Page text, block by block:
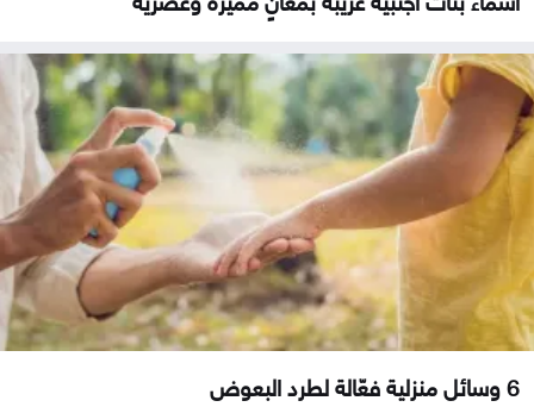
6 وسائل منزلية فعّالة لطرد البعوض